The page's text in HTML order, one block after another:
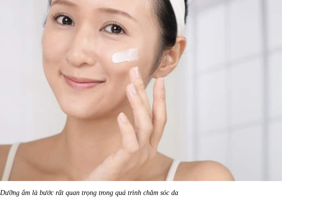
Dưỡng ẩm là bước rất quan trọng trong quá trình chăm sóc da